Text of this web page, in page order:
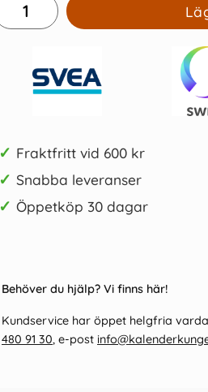
Kulpenna Epoca Desk Set
199 kr/st
✓ Fraktfritt vid 600 kr
✓ Snabba leveranser
✓ Öppetköp 30 dagar
Behöver du hjälp? Vi finns här!
Kundservice har öppet helgfria
480 91 30, e-post